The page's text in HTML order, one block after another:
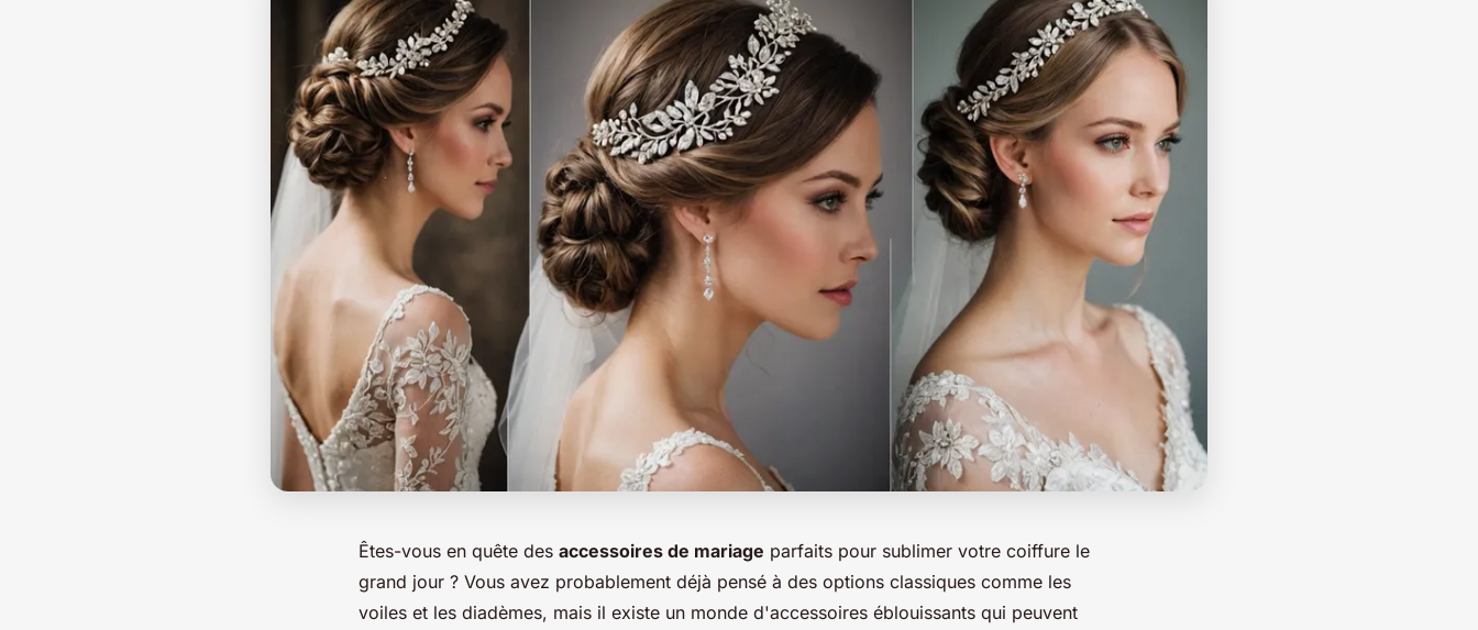
Êtes-vous en quête des accessoires de mariage parfaits pour sublimer votre coiffure le
grand jour ? Vous avez probablement déjà pensé à des options classiques comme les
voiles et les diadèmes, mais il existe un monde d'accessoires éblouissants qui peuvent